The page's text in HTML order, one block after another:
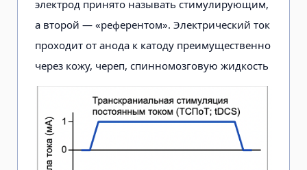
электрод принято называть стимулирующим,
а второй — «референтом». Электрический ток
проходит от анода к катоду преимущественно
через кожу, череп, спинномозговую жидкость